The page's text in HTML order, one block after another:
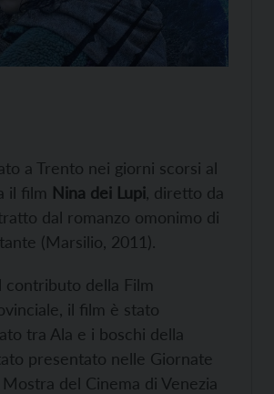
a Trento nei giorni scorsi al
il film Nina dei Lupi , diretto da
dal romanzo omonimo di
(Marsilio, 2011).
contributo della Film
il film è stato
tra Ala e i boschi della
presentato nelle Giornate
del Cinema di Venezia